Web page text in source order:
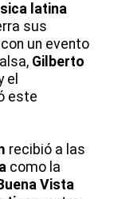
latina
sus
un evento
Gilberto
el
este
recibió a las
como la
Vista